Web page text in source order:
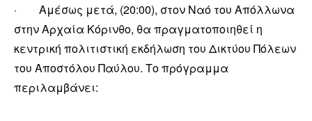
· Αμέσως μετά, (20:00), στον Ναό του Απόλλωνα
στην Αρχαία Κόρινθο, θα πραγματοποιηθεί η
κεντρική πολιτιστική εκδήλωση του Δικτύου Πόλεων
του Αποστόλου Παύλου. Το πρόγραμμα
περιλαμβάνει: